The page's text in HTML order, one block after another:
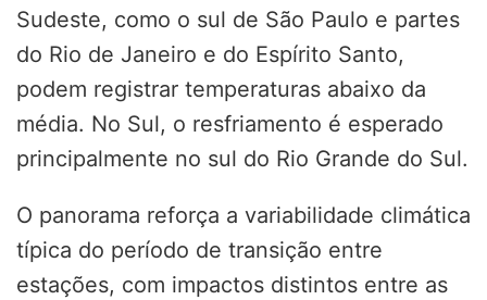
Sudeste, como o sul de São Paulo e partes
do Rio de Janeiro e do Espírito Santo,
podem registrar temperaturas abaixo da
média. No Sul, o resfriamento é esperado
principalmente no sul do Rio Grande do Sul.
O panorama reforça a variabilidade climática
típica do período de transição entre
estações, com impactos distintos entre as